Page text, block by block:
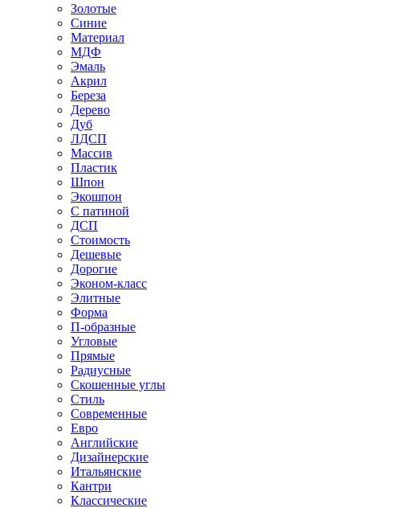
Золотые
Синие
Материал
МДФ
Эмаль
Акрил
Береза
Дерево
Дуб
ЛДСП
Массив
Пластик
Шпон
Экошпон
С патиной
ДСП
Стоимость
Дешевые
Дорогие
Эконом-класс
Элитные
Форма
П-образные
Угловые
Прямые
Радиусные
Скошенные углы
Стиль
Современные
Евро
Английские
Дизайнерские
Итальянские
Кантри
Классические